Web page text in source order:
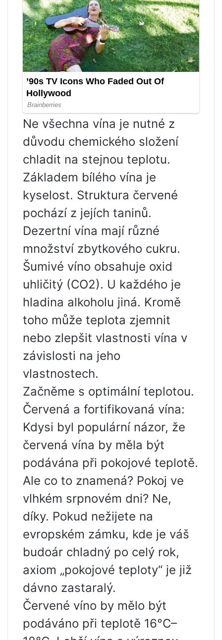
Ne všechna vína je nutné z
důvodu chemického složení
chladit na stejnou teplotu.
Základem bílého vína je
kyselost. Struktura červené
pochází z jejích taninů.
Dezertní vína mají různé
množství zbytkového cukru.
Šumivé víno obsahuje oxid
uhličitý (CO2). U každého je
hladina alkoholu jiná. Kromě
toho může teplota zjemnit
nebo zlepšit vlastnosti vína v
závislosti na jeho
vlastnostech.
Začněme s optimální teplotou.
Červená a fortifikovaná vína:
Kdysi byl populární názor, že
červená vína by měla být
podávána při pokojové teplotě.
Ale co to znamená? Pokoj ve
vlhkém srpnovém dni? Ne,
díky. Pokud nežijete na
evropském zámku, kde je váš
budoár chladný po celý rok,
axiom „pokojové teploty“ je již
dávno zastaralý.
Červené víno by mělo být
podáváno při teplotě 16°C–